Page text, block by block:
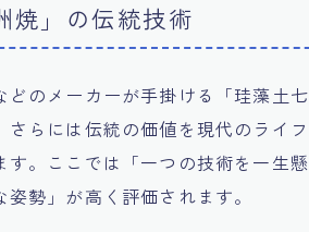
焼」の伝統技術
のメーカーが手掛ける「珪藻土
らには伝統の価値を現代のライ
。ここでは「一つの技術を一生
勢」が高く評価されます。